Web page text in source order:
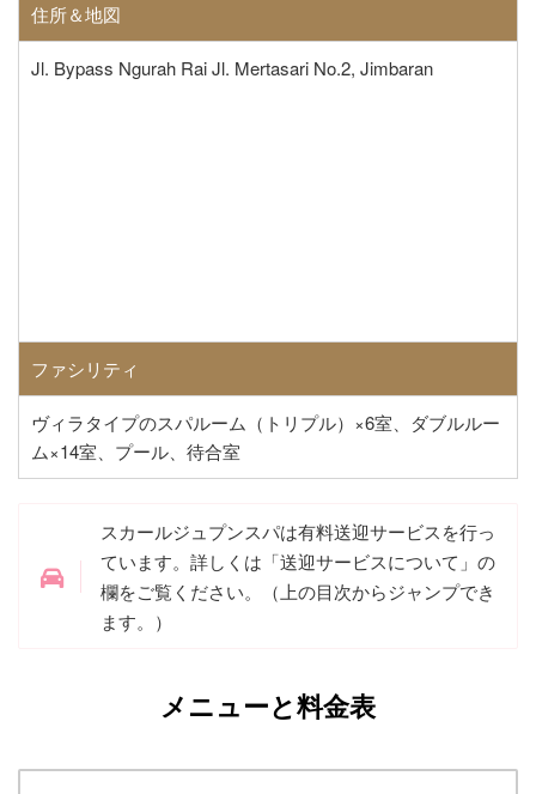
住所＆地図
Jl. Bypass Ngurah Rai Jl. Mertasari No.2, Jimbaran
ファシリティ
ヴィラタイプのスパルーム（トリプル）×6室、ダブルルー
ム×14室、プール、待合室
スカールジュプンスパは有料送迎サービスを行っ
ています。詳しくは「送迎サービスについて」の
欄をご覧ください。（上の目次からジャンプでき
ます。）
メニューと料金表